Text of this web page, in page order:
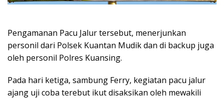
Pengamanan Pacu Jalur tersebut, menerjunkan
personil dari Polsek Kuantan Mudik dan di backup juga
oleh personil Polres Kuansing.
Pada hari ketiga, sambung Ferry, kegiatan pacu jalur
ajang uji coba terebut ikut disaksikan oleh mewakili